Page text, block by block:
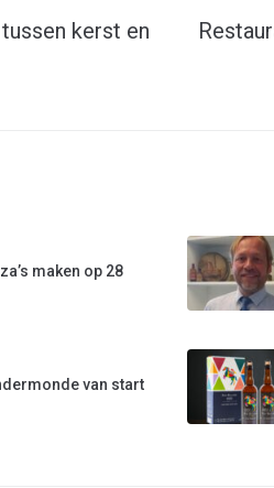
kerst en
maken op 28
van start